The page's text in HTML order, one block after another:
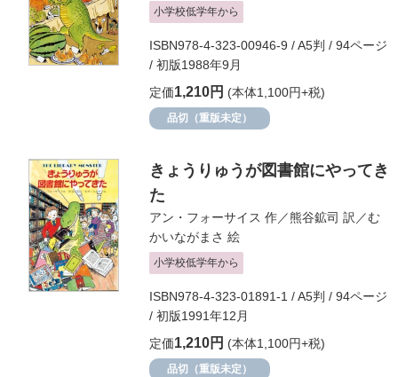
小学校低学年から
ISBN978-4-323-00946-9 / A5判 / 94ページ
/ 初版1988年9月
定価1,210円 (本体1,100円+税)
品切（重版未定）
きょうりゅうが図書館にやってき
た
アン・フォーサイス 作／熊谷鉱司 訳／む
かいながまさ 絵
小学校低学年から
ISBN978-4-323-01891-1 / A5判 / 94ページ
/ 初版1991年12月
定価1,210円 (本体1,100円+税)
品切（重版未定）